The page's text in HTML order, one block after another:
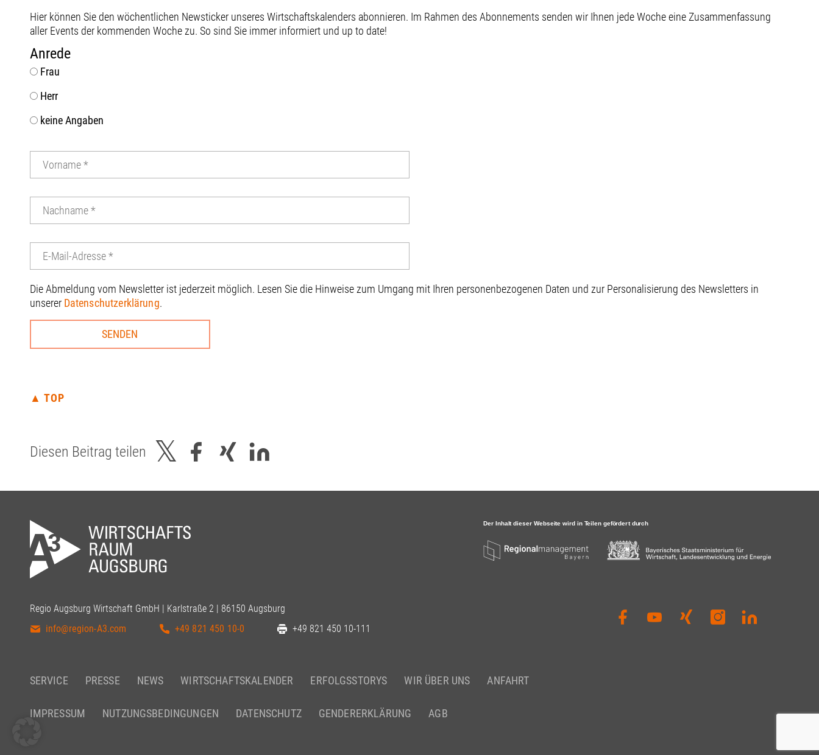
Hier können Sie den wöchentlichen Newsticker unseres Wirtschaftskalenders abonnieren. Im Rahmen des Abonnements senden wir Ihnen jede Woche eine Zusammenfassung
aller Events der kommenden Woche zu. So sind Sie immer informiert und up to date!
Anrede
Frau
Herr
keine Angaben
Die Abmeldung vom Newsletter ist jederzeit möglich. Lesen Sie die Hinweise zum Umgang mit Ihren personenbezogenen Daten und zur Personalisierung des Newsletters in
unserer Datenschutzerklärung.
▲ TOP
Diesen Beitrag teilen
Regio Augsburg Wirtschaft GmbH | Karlstraße 2 | 86150 Augsburg
info@region-A3.com
+49 821 450 10-0 +49 821 450 10-111
SERVICE PRESSE NEWS WIRTSCHAFTSKALENDER ERFOLGSSTORYS WIR ÜBER UNS ANFAHRT
IMPRESSUM NUTZUNGSBEDINGUNGEN DATENSCHUTZ GENDERERKLÄRUNG AGB